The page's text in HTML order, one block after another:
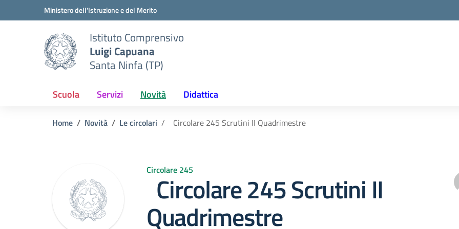
Vai ai contenuti
Vai al menu di navigazioneMinistero dell'Istruzione e del Merito
Istituto Comprensivo
Luigi Capuana
Santa Ninfa (TP)
Scuola Servizi Novità Didattica
Home Novità Le circolari Circolare 245 Scrutini II Quadrimestre
Circolare 245
Circolare 245 Scrutini II
Quadrimestre